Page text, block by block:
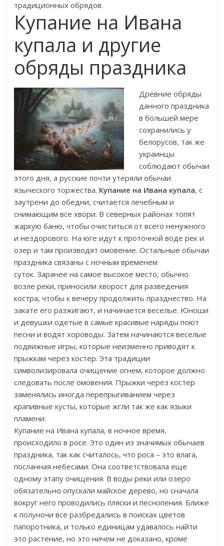
традиционных обрядов.
Купание на Ивана
купала и другие
обряды праздника
Древние обряды
данного праздника
в большей мере
сохранились у
белорусов, так же
украинцы
соблюдают обычаи
этого дня, а русские почти утеряли обычаи
языческого торжества. Купание на Ивана купала, с
заутрени до обедни, считается лечебным и
снимающим все хвори. В северных районах топят
жаркую баню, чтобы очиститься от всего ненужного
и нездорового. На юге идут к проточной воде рек и
озер и там производят омовение. Остальные обычаи
праздника связаны с ночным временем
суток.Заранее на самое высокое место, обычно
возле реки, приносили хворост для разведения
костра, чтобы к вечеру продолжить празднество. На
закате его разжигают, и начинается веселье. Юноши
и девушки одетые в самые красивые наряды поют
песни и водят хороводы. Затем начинаются веселые
подвижные игры, которые неизменно приводят к
прыжкам через костер. Эта традиции
символизировала очищение огнем, которое должно
следовать после омовения. Прыжки через костер
заменялись иногда перепрыгиванием через
крапивные кусты, которые жгли так же как языки
пламени.
Купание на Ивана купала, в ночное время,
происходило в росе. Это один из значимых обычаев
праздника, так как считалось, что роса – это влага,
посланная небесами. Она соответствовала еще
одному этапу очищения. В воды реки или озеро
обязательно опускали майское дерево, но сначала
вокруг него проводились пляски и песнопения. Ближе
к полуночи все разбредались в поисках цветов
папоротника, и только единицам удавалось найти
это растение, но это ничем не доказано, кроме